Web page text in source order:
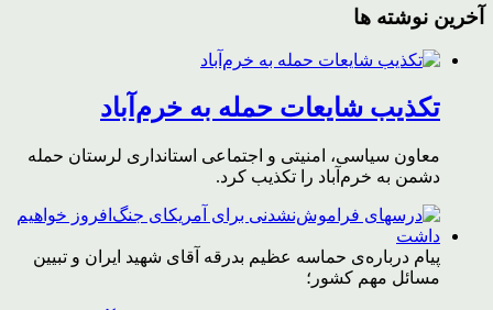
آخرین نوشته ها
تکذیب شایعات حمله به خرم‌آباد
معاون سیاسی، امنیتی و اجتماعی استانداری لرستان حمله
دشمن به خرم‌آباد را تکذیب کرد.
پیام درباره‌ی حماسه عظیم بدرقه آقای شهید ایران و تبیین
مسائل مهم کشور؛